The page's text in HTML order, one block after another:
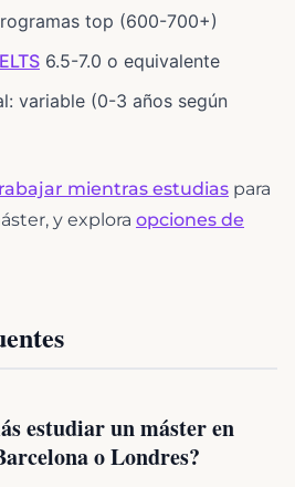
top (600-700+)
6.5-7.0 o equivalente
variable (0-3 años según
mientras estudias para
y explora opciones de
estudiar un máster en
o Londres?